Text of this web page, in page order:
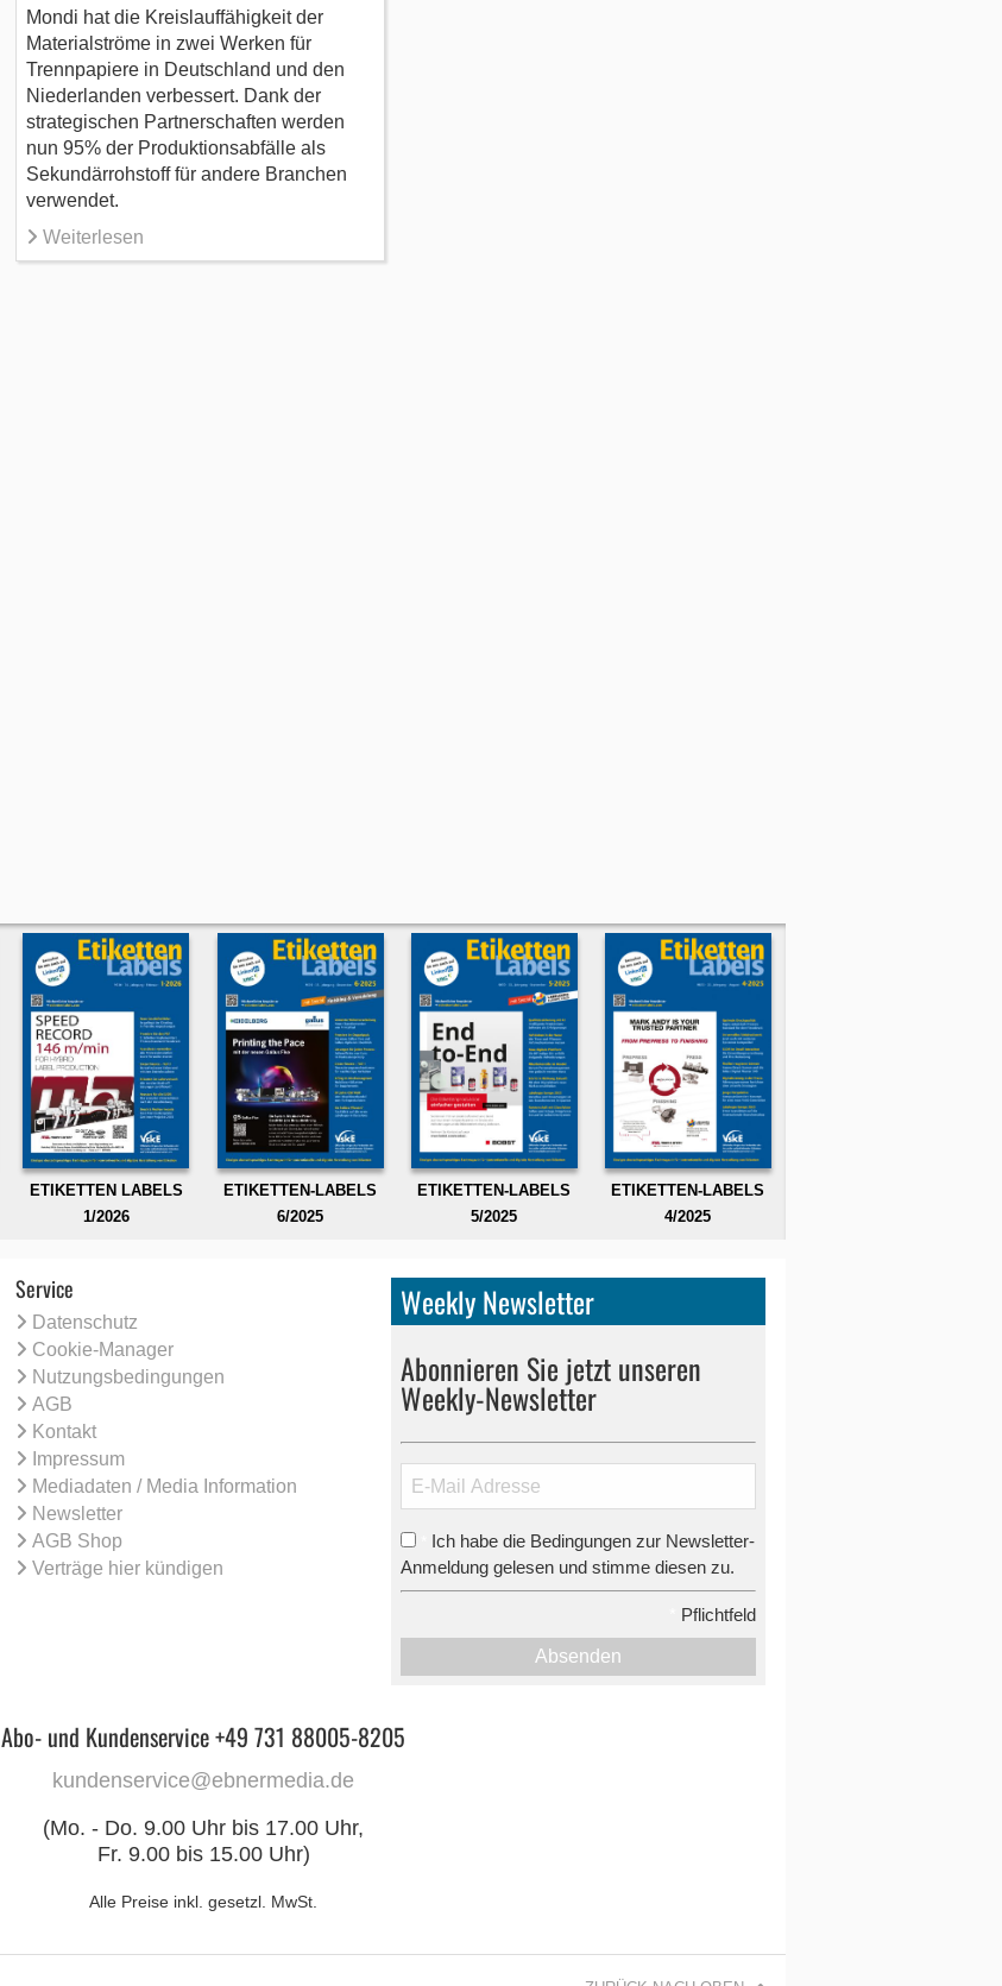
Mondi hat die Kreislauffähigkeit der
Materialströme in zwei Werken für
Trennpapiere in Deutschland und den
Niederlanden verbessert. Dank der
strategischen Partnerschaften werden
nun 95% der Produktionsabfälle als
Sekundärrohstoff für andere Branchen
verwendet.
Weiterlesen
ETIKETTEN LABELS
1/2026
ETIKETTEN-LABELS
6/2025
ETIKETTEN-LABELS
5/2025
ETIKETTEN-LABELS
4/2025
Service
Datenschutz
Cookie-Manager
Nutzungsbedingungen
AGB
Kontakt
Impressum
Mediadaten / Media Information
Newsletter
AGB Shop
Verträge hier kündigen
Weekly Newsletter
Abonnieren Sie jetzt unseren
Weekly-Newsletter
Ich habe die Bedingungen zur Newsletter-
Anmeldung gelesen und stimme diesen zu.
Pflichtfeld
Absenden
Abo- und Kundenservice +49 731 88005-8205
kundenservice@ebnermedia.de
(Mo. - Do. 9.00 Uhr bis 17.00 Uhr,
Fr. 9.00 bis 15.00 Uhr)
Alle Preise inkl. gesetzl. MwSt.